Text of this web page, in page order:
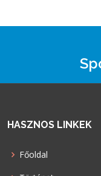
HASZNOS LINKEK
Főoldal